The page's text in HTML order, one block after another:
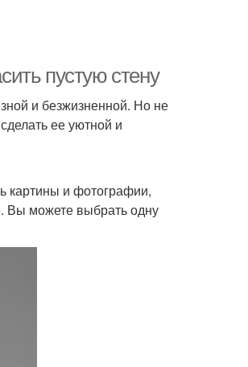
пустую стену
и безжизненной. Но не
ее уютной и
картины и фотографии,
Вы можете выбрать одну